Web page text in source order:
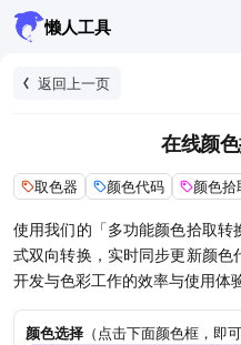
懒人工具
返回上一页
在线颜
取色器 颜色代码 颜色拾
使用我们的「多功能颜色拾取
式双向转换，实时同步更新颜
开发与色彩工作的效率与使用体验
颜色选择 （点击下面颜色框，即